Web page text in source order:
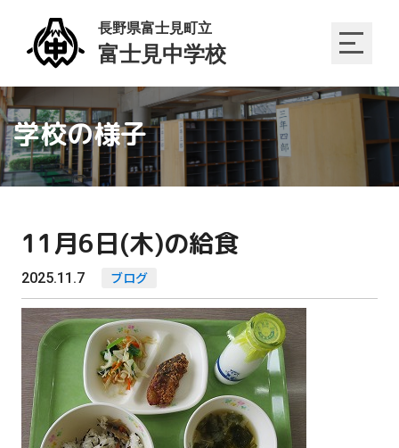
学校の様子
11月6日(木)の給食
2025.11.7 ブログ